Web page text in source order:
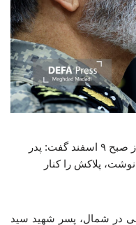
فرزند شهید موسوی با روایت جزئیاتی از صبح ۹ اسفند گفت: پدر
پلاکش را کنار
در شمال، پسر شهید سید